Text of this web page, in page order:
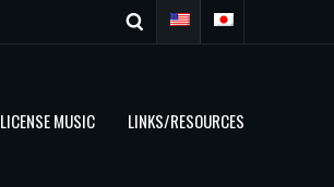
LICENSE MUSIC LINKS/RESOURCES